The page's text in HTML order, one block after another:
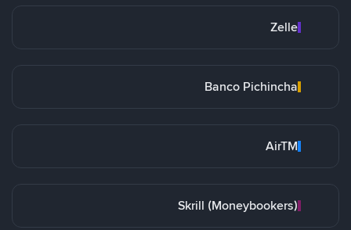
Zelle
Banco Pichincha
AirTM
Skrill (Moneybookers)